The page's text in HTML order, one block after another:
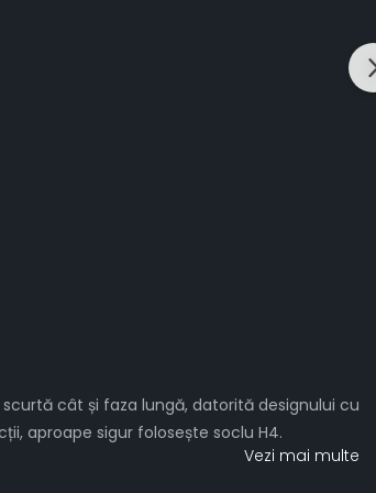
cât și faza lungă, datorită designului cu
aproape sigur folosește soclu H4.
Vezi mai multe